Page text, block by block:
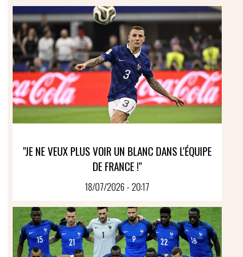
"JE NE VEUX PLUS VOIR UN BLANC DANS L'ÉQUIPE
DE FRANCE !"
18/07/2026 - 20:17